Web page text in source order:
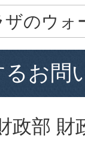
ザのウ
お問
政部 財